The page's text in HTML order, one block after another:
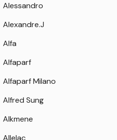
Alessandro
Alexandre.J
Alfa
Alfaparf
Alfaparf Milano
Alfred Sung
Alkmene
Allelac